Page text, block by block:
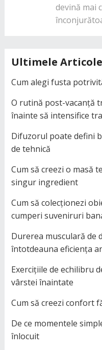
devină mai
Ultimele Articole
Cum alegi fusta
O rutină post-vacanță
înainte să intensifice
Difuzorul poate defini
de tehnică
Cum să creezi o masă
singur ingredient
Cum să colecționezi
cumperi suveniruri
Durerea musculară de
întotdeauna eficiența
Exercițiile de echilibru
vârstei înaintate
Cum să creezi confort
De ce momentele
înlocuit